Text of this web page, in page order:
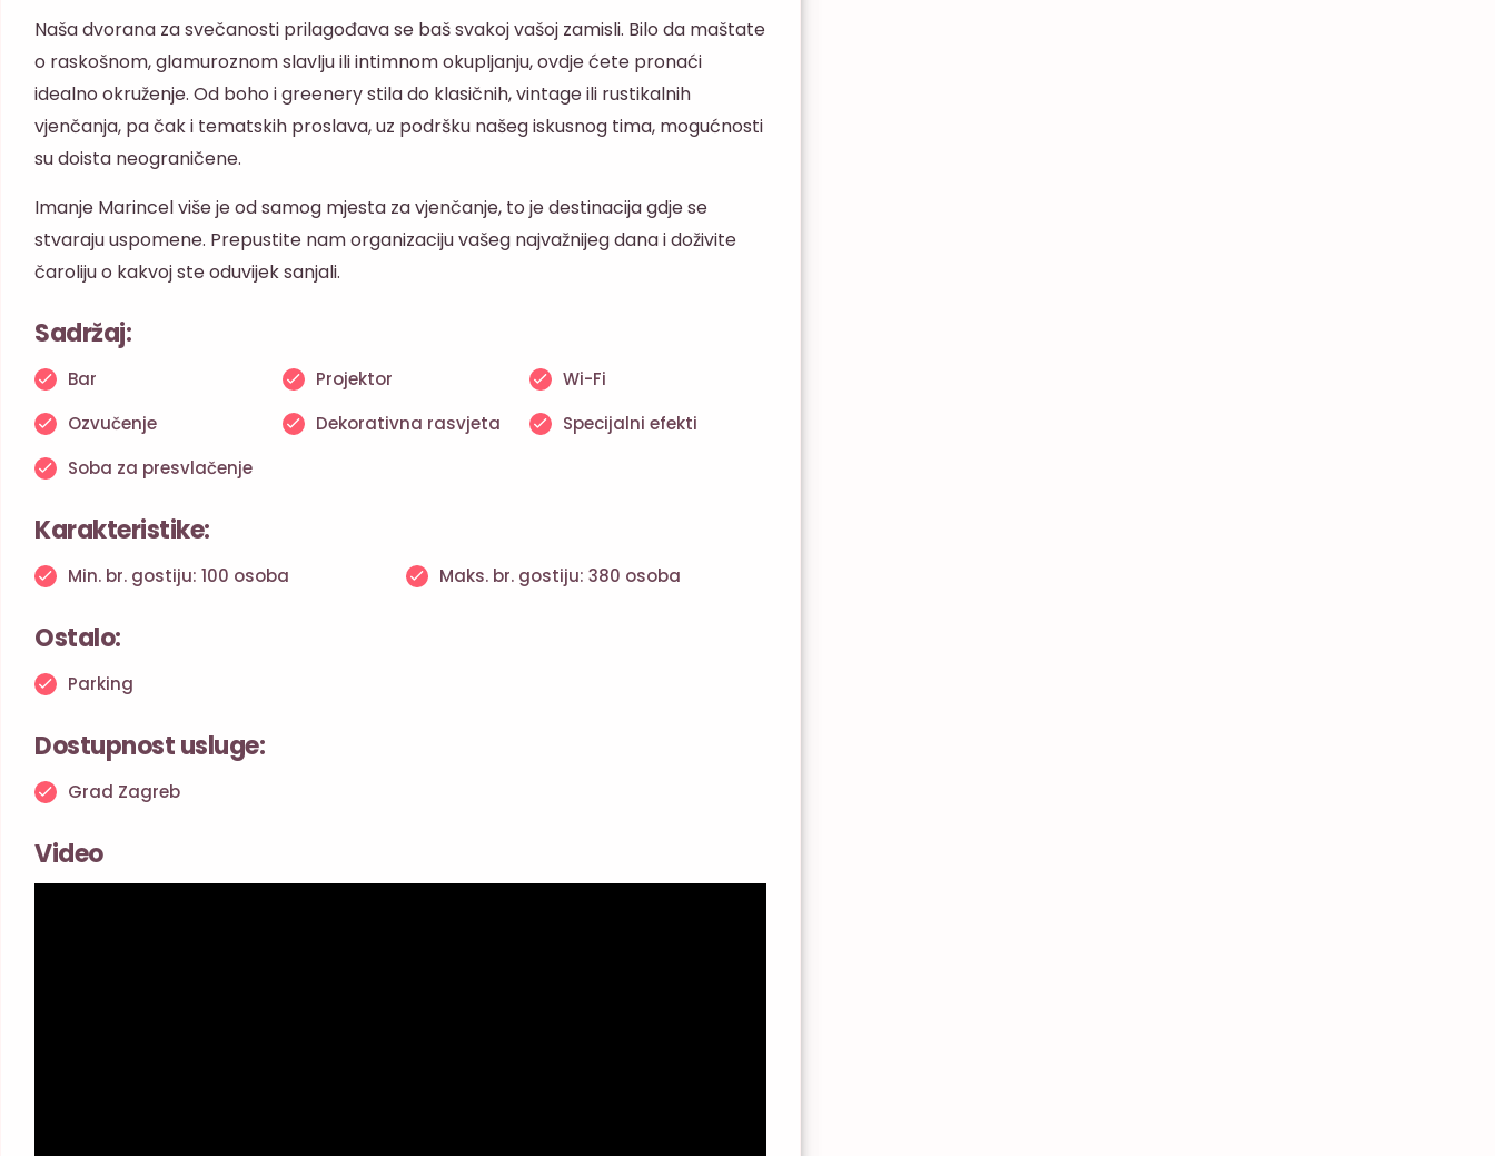
Naša dvorana za svečanosti prilagođava se baš svakoj vašoj zamisli. Bilo da maštate
o raskošnom, glamuroznom slavlju ili intimnom okupljanju, ovdje ćete pronaći
idealno okruženje. Od boho i greenery stila do klasičnih, vintage ili rustikalnih
vjenčanja, pa čak i tematskih proslava, uz podršku našeg iskusnog tima, mogućnosti
su doista neograničene.
Imanje Marincel više je od samog mjesta za vjenčanje, to je destinacija gdje se
stvaraju uspomene. Prepustite nam organizaciju vašeg najvažnijeg dana i doživite
čaroliju o kakvoj ste oduvijek sanjali.
Sadržaj:
Bar Projektor
Wi-Fi
Ozvučenje
Dekorativna rasvjeta
Specijalni efekti
Soba za presvlačenje
Karakteristike:
Min. br. gostiju: 100 osoba Maks. br. gostiju: 380 osoba
Ostalo:
Parking
Dostupnost usluge:
Grad Zagreb
Video